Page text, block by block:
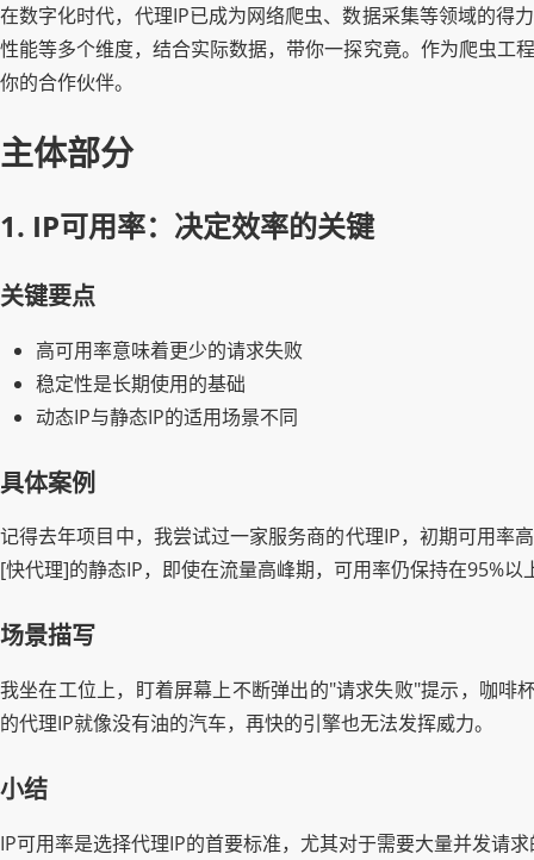
在数字化时代，代理IP已成为网络爬虫、数据采集等领域的得
性能等多个维度，结合实际数据，带你一探究竟。作为爬虫工
你的合作伙伴。
主体部分
1. IP可用率：决定效率的关键
关键要点
高可用率意味着更少的请求失败
稳定性是长期使用的基础
动态IP与静态IP的适用场景不同
具体案例
记得去年项目中，我尝试过一家服务商的代理IP，初期可用率
[快代理]的静态IP，即使在流量高峰期，可用率仍保持在95%
场景描写
我坐在工位上，盯着屏幕上不断弹出的"请求失败"提示，咖
的代理IP就像没有油的汽车，再快的引擎也无法发挥威力。
小结
IP可用率是选择代理IP的首要标准，尤其对于需要大量并发请